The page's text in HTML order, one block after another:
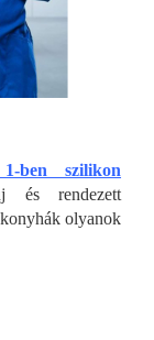
ben szilikon
rendezett
olyanok